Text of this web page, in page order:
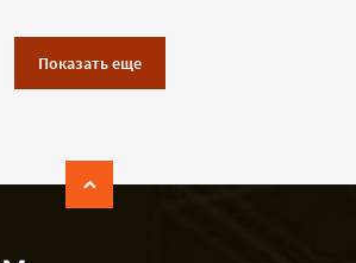
Показать еще